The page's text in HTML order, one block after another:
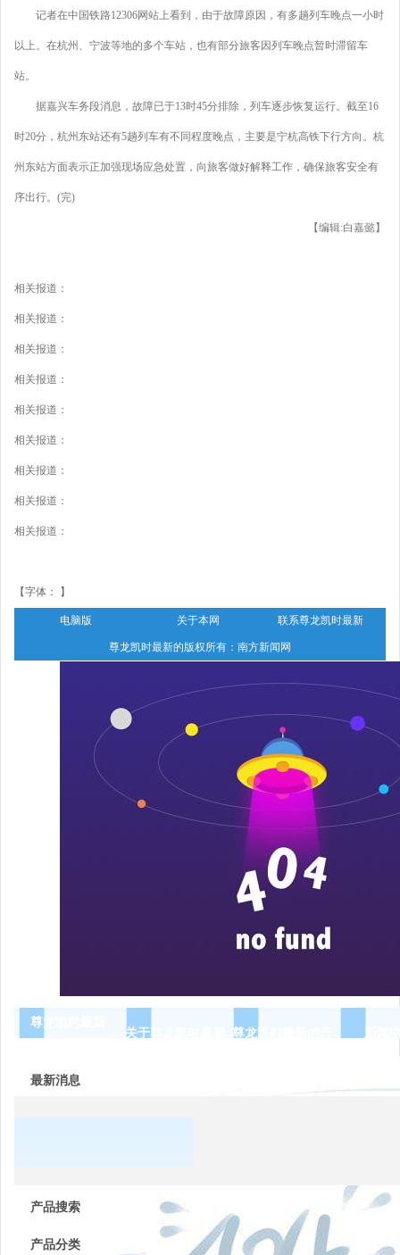
记者在中国铁路12306网站上看到，由于故障原因，有多趟列车晚点一小时
以上。在杭州、宁波等地的多个车站，也有部分旅客因列车晚点暂时滞留车
站。
据嘉兴车务段消息，故障已于13时45分排除，列车逐步恢复运行。截至16
时20分，杭州东站还有5趟列车有不同程度晚点，主要是宁杭高铁下行方向。杭
州东站方面表示正加强现场应急处置，向旅客做好解释工作，确保旅客安全有
序出行。(完)
【编辑:白嘉懿】
相关报道：
相关报道：
相关报道：
相关报道：
相关报道：
相关报道：
相关报道：
相关报道：
相关报道：
【字体： 】
电脑版 关于本网 联系尊龙凯时最新
尊龙凯时最新的版权所有：南方新闻网
尊龙凯时最新
关于尊龙凯时最新
尊龙凯时最新的产 新闻
最新消息
低压
产品搜索
产品分类